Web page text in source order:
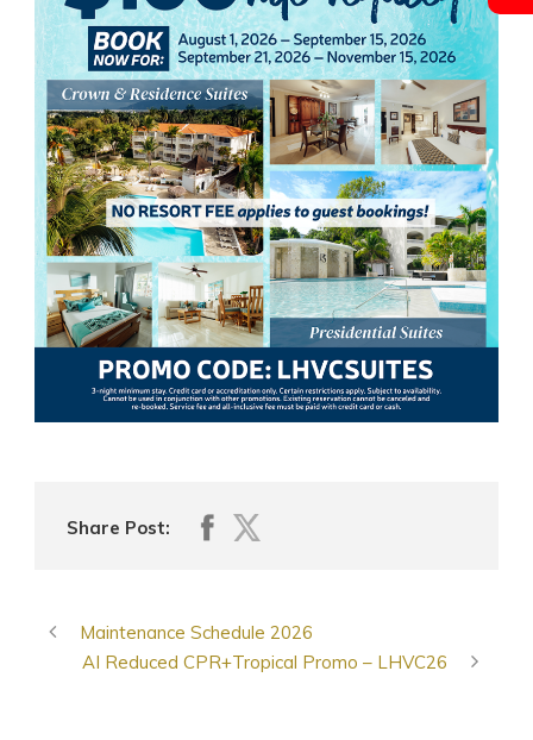
Share Post:
Maintenance Schedule 2026
AI Reduced CPR+Tropical Promo – LHVC26